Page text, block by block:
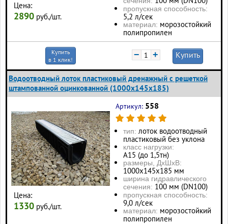
Цена:
2890 руб./шт.
пропускная способность:
5,2 л/сек
материал: морозостойкий
полипропилен
Купить
в 1 клик!
− + Купить
Водоотводный лоток пластиковый дренажный с решеткой
штампованной оцинкованной (1000x145x185)
Цена:
1330 руб./шт.
Артикул: 558
тип: лоток водоотводный
пластиковый без уклона
класс нагрузки:
А15 (до 1,5тн)
размеры, ДхШхВ:
1000х145х185 мм
ширина гидравлического
сечения: 100 мм (DN100)
пропускная способность:
9,0 л/сек
материал: морозостойкий
полипропилен